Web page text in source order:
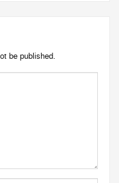
be published.